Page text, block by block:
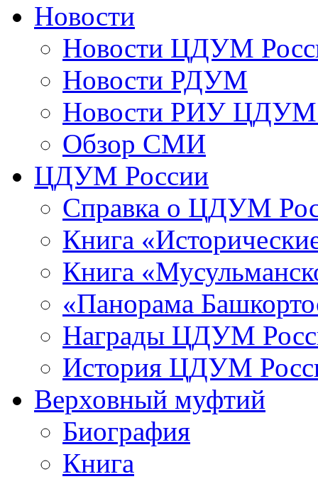
Новости
Новости ЦДУМ
Новости РДУМ
Новости РИУ ЦДУМ
Обзор СМИ
ЦДУМ России
Справка о ЦДУМ
Книга
Книга
«Панорама
Награды ЦДУМ
История ЦДУМ
Верховный муфтий
Биография
Книга